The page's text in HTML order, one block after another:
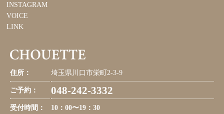
INSTAGRAM
VOICE
LINK
住所： 埼玉県川口市栄町2-3-9
ご予約： 048-242-3332
受付時間：
10：00〜19：30